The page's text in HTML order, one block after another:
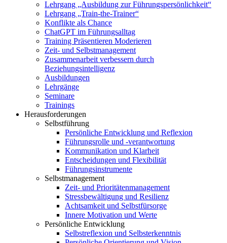
Lehrgang „Ausbildung zur Führungspersönlichkeit“
Lehrgang „Train-the-Trainer“
Konflikte als Chance
ChatGPT im Führungsalltag
Training Präsentieren Moderieren
Zeit- und Selbstmanagement
Zusammenarbeit verbessern durch
Beziehungsintelligenz
Ausbildungen
Lehrgänge
Seminare
Trainings
Herausforderungen
Selbstführung
Persönliche Entwicklung und Reflexion
Führungsrolle und -verantwortung
Kommunikation und Klarheit
Entscheidungen und Flexibilität
Führungsinstrumente
Selbstmanagement
Zeit- und Prioritätenmanagement
Stressbewältigung und Resilienz
Achtsamkeit und Selbstfürsorge
Innere Motivation und Werte
Persönliche Entwicklung
Selbstreflexion und Selbsterkenntnis